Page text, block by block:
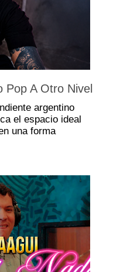
Pop A Otro Nivel
argentino
el espacio ideal
una forma